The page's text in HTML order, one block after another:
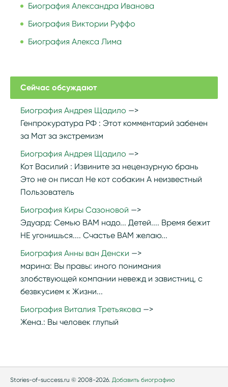
Биография Александра Иванова
Биография Виктории Руффо
Биография Алекса Лима
Сейчас обсуждают
Биография Андрея Щадило
Генпрокуратура РФ : Этот комментарий забенен
за Мат за экстремизм
Биография Андрея Щадило
Кот Василий : Извините за нецензурную брань
Это не он писал Не кот собакин А неизвестный
Пользователь
Биография Киры Сазоновой
Эдуард: Семью ВАМ надо... Детей.... Время бежит
НЕ угонишься.... Счастье ВАМ желаю...
Биография Анны ван Денски
марина: Вы правы: иного понимания
злобствующей компании невежд и завистниц, с
безвкусием к Жизни...
Биография Виталия Третьякова
Жена.: Вы человек глупый
Stories-of-success.ru © 2008-2026. Добавить биографию